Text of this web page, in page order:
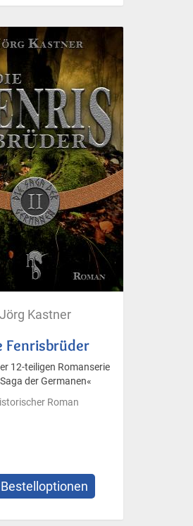
Jörg Kastner
Fenrisbrüder
12-teiligen Romanserie
der Germanen«
Roman
Bestelloptionen